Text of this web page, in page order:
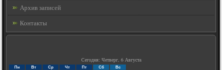
Архив записей
Контакты
Сегодня: Четверг, 6 Августа
Пн Вт Ср Чт Пт Сб Вс